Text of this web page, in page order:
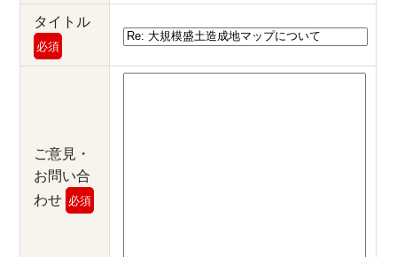
タイトル
必須
ご意見・
お問い合
わせ 必須